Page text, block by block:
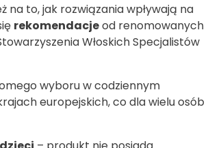
na to, jak rozwiązania wpływają na
rekomendacjeod renomowanych
Włoskich Specjalistów
wyboru w codziennym
europejskich, co dla wielu osób